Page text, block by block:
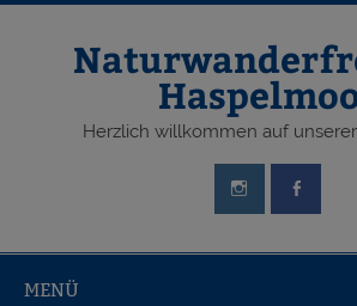
Zum
Herzlich willkommen auf
MENÜ